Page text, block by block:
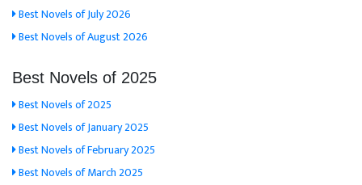
Best Novels of July 2026
Best Novels of August 2026
Best Novels of 2025
Best Novels of 2025
Best Novels of January 2025
Best Novels of February 2025
Best Novels of March 2025